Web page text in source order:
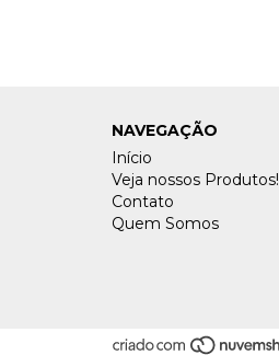
NAVEGAÇÃO
Início
Veja nossos Produtos!
Contato
Quem Somos